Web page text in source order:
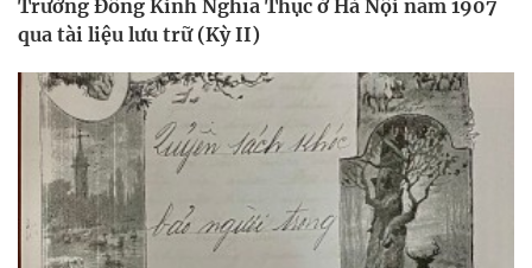
Trường Đông Kinh Nghĩa Thục ở Hà Nội năm 1907
qua tài liệu lưu trữ (Kỳ II)